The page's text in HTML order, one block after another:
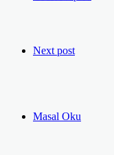
Next post
Masal Oku